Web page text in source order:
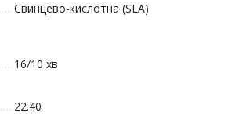
Cвинцево-кислотна (SLA)
16/10 хв
22.40